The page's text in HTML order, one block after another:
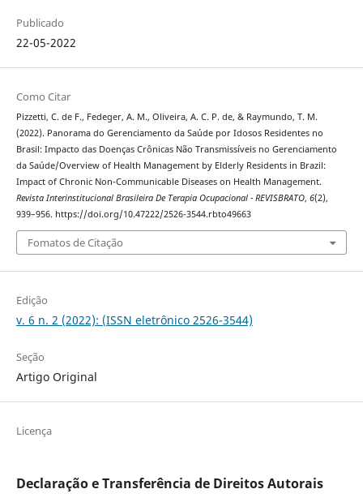
Publicado
22-05-2022
Como Citar
Pizzetti, C. de F., Fedeger, A. M., Oliveira, A. C. P. de, & Raymundo, T. M.
(2022). Panorama do Gerenciamento da Saúde por Idosos Residentes no
Brasil: Impacto das Doenças Crônicas Não Transmissíveis no Gerenciamento
da Saúde/Overview of Health Management by Elderly Residents in Brazil:
Impact of Chronic Non-Communicable Diseases on Health Management.
Revista Interinstitucional Brasileira De Terapia Ocupacional - REVISBRATO, 6(2),
939–956. https://doi.org/10.47222/2526-3544.rbto49663
Fomatos de Citação
Edição
v. 6 n. 2 (2022): (ISSN eletrônico 2526-3544)
Seção
Artigo Original
Licença
Declaração e Transferência de Direitos Autorais